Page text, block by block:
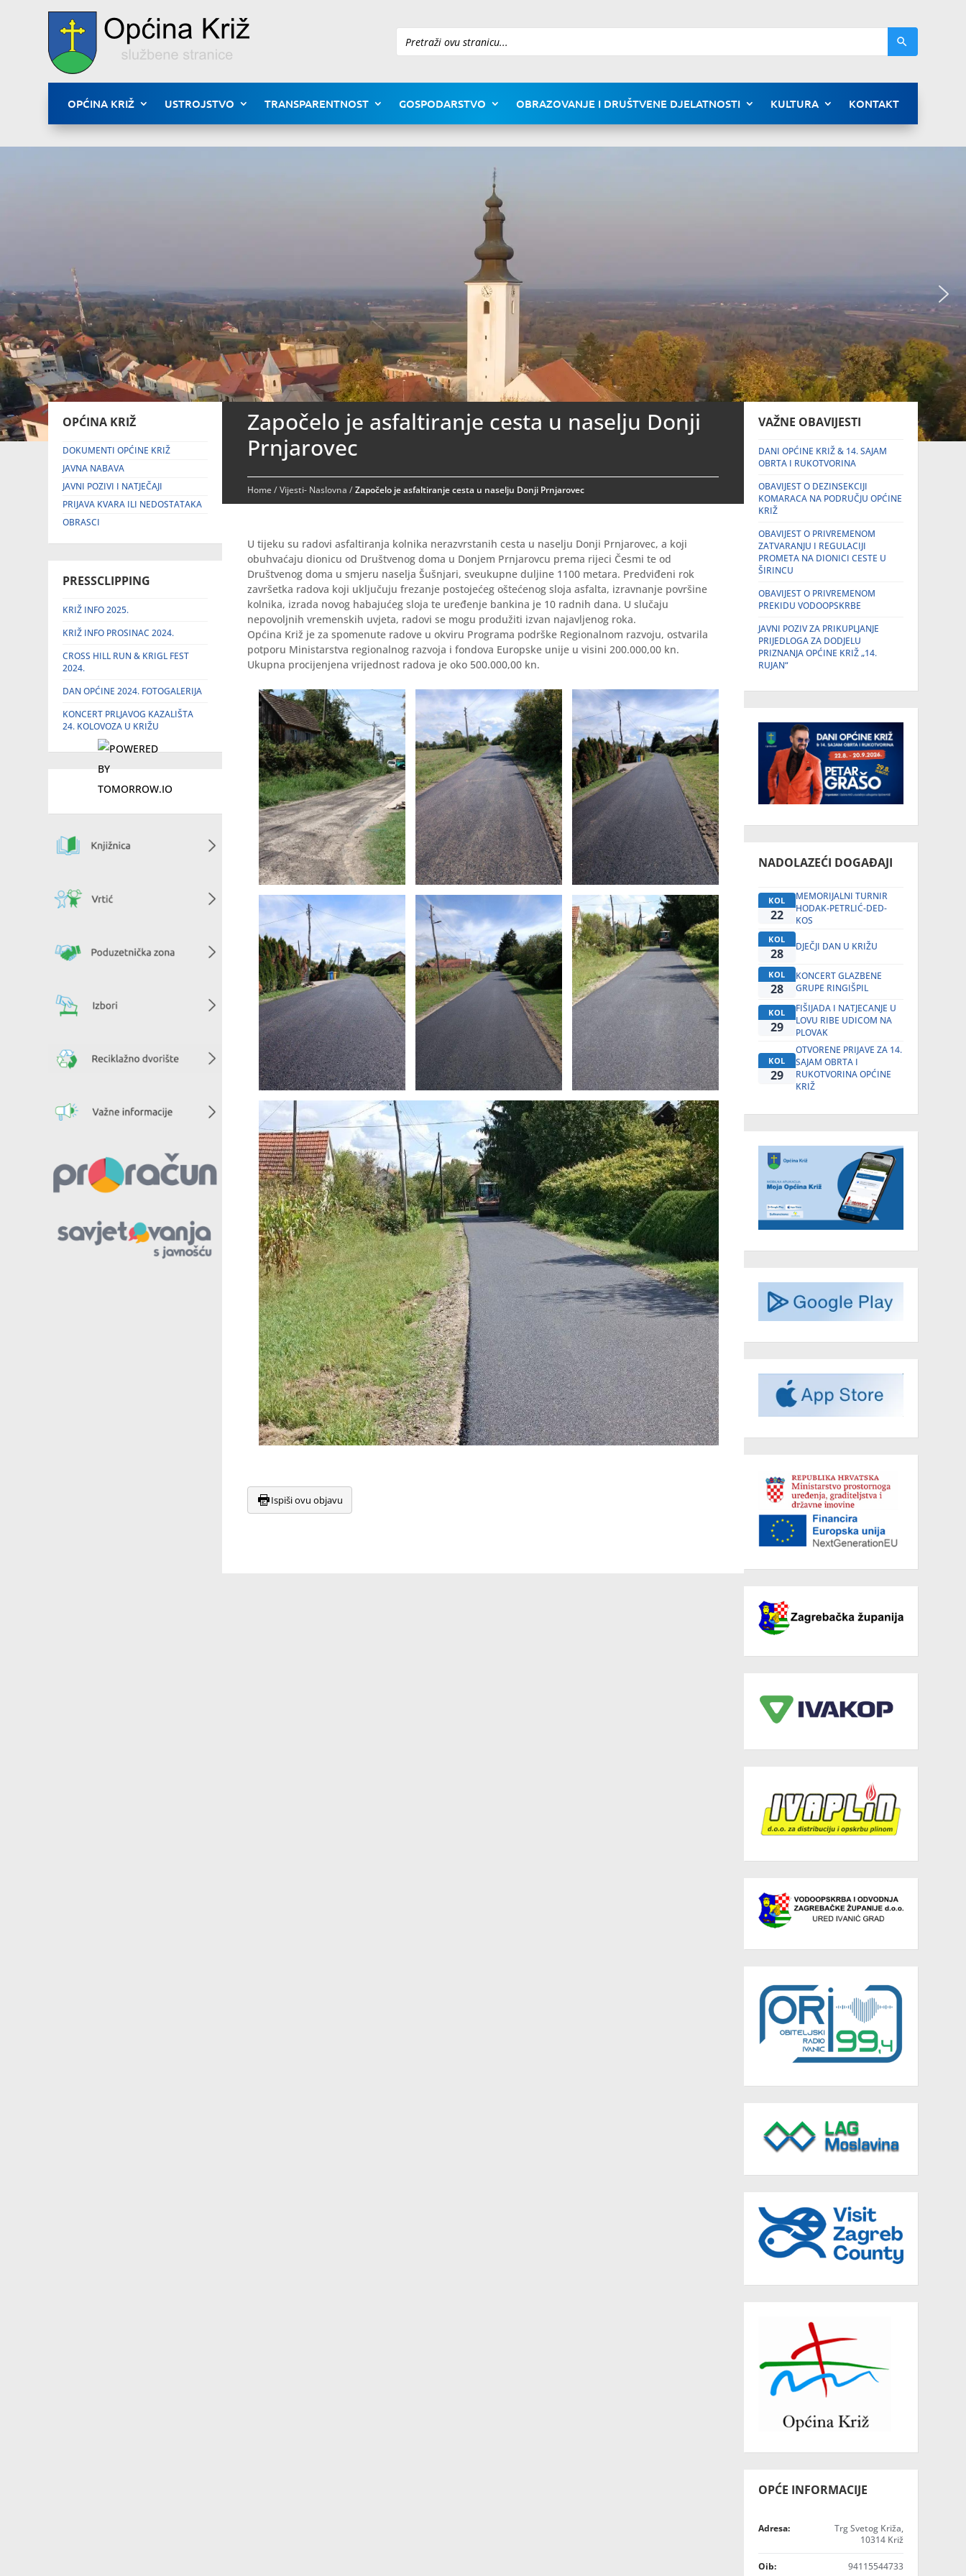
Pretraži
OPĆINA KRIŽ USTROJSTVO TRANSPARENTNOST GOSPODARSTVO OBRAZOVANJE I DRUŠTVENE DJELATNOSTI KULTURA KONTAKT
OPĆINA KRIŽ
DOKUMENTI OPĆINE KRIŽ
JAVNA NABAVA
JAVNI POZIVI I NATJEČAJI
PRIJAVA KVARA ILI NEDOSTATAKA
OBRASCI
PRESSCLIPPING
KRIŽ INFO 2025.
KRIŽ INFO PROSINAC 2024.
CROSS HILL RUN & KRIGL FEST
2024.
DAN OPĆINE 2024. FOTOGALERIJA
KONCERT PRLJAVOG KAZALIŠTA
24. KOLOVOZA U KRIŽU
Započelo je asfaltiranje cesta u naselju Donji
Prnjarovec
Home/Vijesti- Naslovna /Započelo je asfaltiranje cesta u naselju Donji Prnjarovec
U tijeku su radovi asfaltiranja kolnika nerazvrstanih cesta u naselju Donji Prnjarovec, a koji
obuhvaćaju dionicu od Društvenog doma u Donjem Prnjarovcu prema rijeci Česmi te od
Društvenog doma u smjeru naselja Šušnjari, sveukupne duljine 1100 metara. Predviđeni rok
završetka radova koji uključuju frezanje postojećeg oštećenog sloja asfalta, izravnanje površine
kolnika, izrada novog habajućeg sloja te uređenje bankina je 10 radnih dana. U slučaju
nepovoljnih vremenskih uvjeta, radovi se mogu produžiti izvan najavljenog roka.
Općina Križ je za spomenute radove u okviru Programa podrške Regionalnom razvoju, ostvarila
potporu Ministarstva regionalnog razvoja i fondova Europske unije u visini 200.000,00 kn.
Ukupna procijenjena vrijednost radova je oko 500.000,00 kn.
Ispiši ovu objavu
VAŽNE OBAVIJESTI
DANI OPĆINE KRIŽ & 14. SAJAM
OBRTA I RUKOTVORINA
OBAVIJEST O DEZINSEKCIJI
KOMARACA NA PODRUČJU OPĆINE
KRIŽ
OBAVIJEST O PRIVREMENOM
ZATVARANJU I REGULACIJI
PROMETA NA DIONICI CESTE U
ŠIRINCU
OBAVIJEST O PRIVREMENOM
PREKIDU VODOOPSKRBE
JAVNI POZIV ZA PRIKUPLJANJE
PRIJEDLOGA ZA DODJELU
PRIZNANJA OPĆINE KRIŽ „14.
RUJAN“
NADOLAZEĆI DOGAĐAJI
KOL
22
MEMORIJALNI TURNIR
HODAK-PETRLIĆ-DED-
KOS
KOL
28 DJEČJI DAN U KRIŽU
KOL
28
KONCERT GLAZBENE
GRUPE RINGIŠPIL
KOL
29
FIŠIJADA I NATJECANJE U
LOVU RIBE UDICOM NA
PLOVAK
KOL
29
OTVORENE PRIJAVE ZA 14.
SAJAM OBRTA I
RUKOTVORINA OPĆINE
KRIŽ
OPĆE INFORMACIJE
Adresa:
Trg Svetog Križa,
10314 Križ
Oib: 94115544733